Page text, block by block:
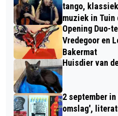
tango,
muziek in Tuin
Opening Duo-
Vredegoor en
Bakermat
Huisdier van
2 september
omslag',